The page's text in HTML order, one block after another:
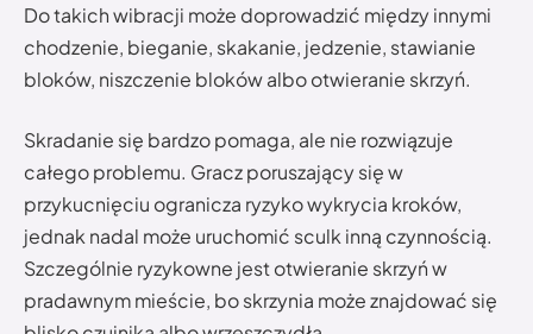
Do takich wibracji może doprowadzić między innymi
chodzenie, bieganie, skakanie, jedzenie, stawianie
bloków, niszczenie bloków albo otwieranie skrzyń.
Skradanie się bardzo pomaga, ale nie rozwiązuje
całego problemu. Gracz poruszający się w
przykucnięciu ogranicza ryzyko wykrycia kroków,
jednak nadal może uruchomić sculk inną czynnością.
Szczególnie ryzykowne jest otwieranie skrzyń w
pradawnym mieście, bo skrzynia może znajdować się